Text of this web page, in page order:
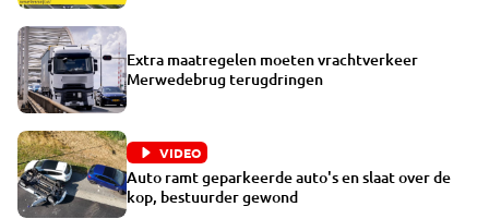
Extra maatregelen moeten vrachtverkeer
Merwedebrug terugdringen
VIDEO
Auto ramt geparkeerde auto's en slaat over de
kop, bestuurder gewond